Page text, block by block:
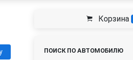
Корзина
ПОИСК ПО АВТОМОБИЛЮ